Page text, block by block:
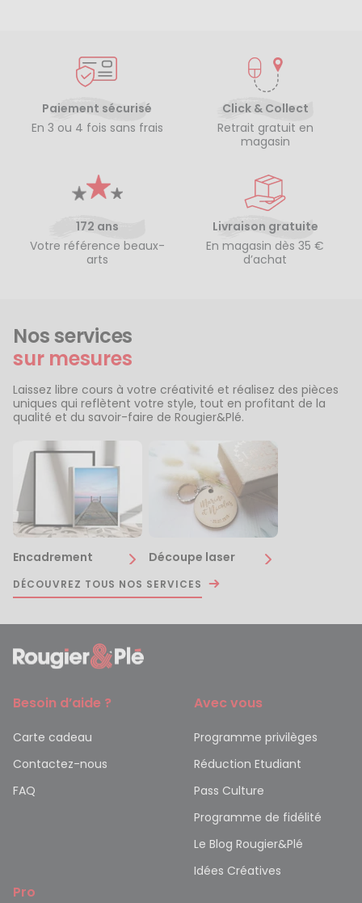
Paiement sécurisé
En 3 ou 4 fois sans frais
Click & Collect
Retrait gratuit en
magasin
172 ans
Votre référence beaux-
arts
Livraison gratuite
En magasin dès 35 €
d’achat
Nos services
sur mesures
Laissez libre cours à votre créativité et réalisez des pièces
uniques qui reflètent votre style, tout en profitant de la
qualité et du savoir-faire de Rougier&Plé.
Encadrement Découpe laser
DÉCOUVREZ TOUS NOS SERVICES
Besoin d’aide ?
Carte cadeau
Contactez-nous
FAQ
Avec vous
Programme privilèges
Réduction Etudiant
Pass Culture
Programme de fidélité
Le Blog Rougier&Plé
Idées Créatives
Pro